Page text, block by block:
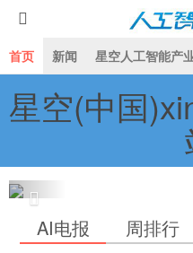
星空(中国
星空人工智
首页 新闻 星空人工智能产
拯救者Y900正式发布
AI电报 周排行